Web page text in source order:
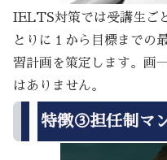
IELTS対策では受講生ご
とりに１から目標までの
習計画を策定します。画
はありません。
特徴③担任制マ